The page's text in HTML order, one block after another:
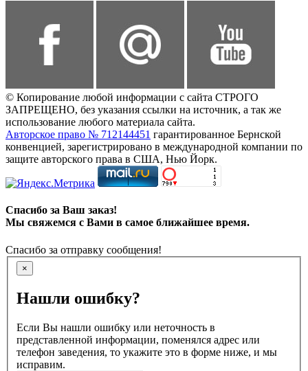
© Копирование любой информации с сайта СТРОГО
ЗАПРЕЩЕНО, без указания ссылки на источник, а так же
использование любого материала сайта.
Авторское право № 712144451 гарантированное Бернской
конвенцией, зарегистрировано в международной компании по
защите авторского права в США, Нью Йорк.
Спасибо за Ваш заказ!
Мы свяжемся с Вами в самое ближайшее время.
Спасибо за отправку сообщения!
×
Нашли ошибку?
Если Вы нашли ошибку или неточность в
представленной информации, поменялся адрес или
телефон заведения, то укажите это в форме ниже, и мы
исправим.